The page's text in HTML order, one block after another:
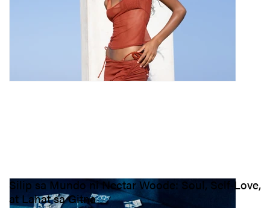
Silip sa Mundo ni Nectar Woode: Soul, Self‑Love,
at Lahat sa Gitna